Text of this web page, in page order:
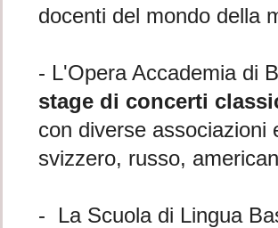
docenti del mondo della
- L'Opera Accademia di
stage di concerti
con diverse associazioni
svizzero, russo,
- La Scuola di Lingua